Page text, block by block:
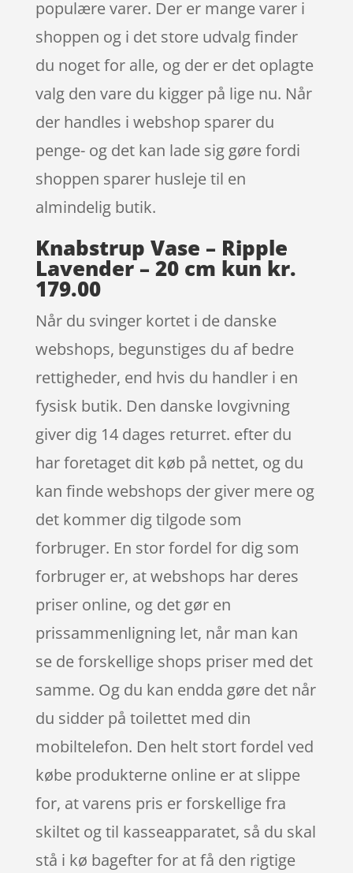
populære varer. Der er mange varer i
shoppen og i det store udvalg finder
du noget for alle, og der er det oplagte
valg den vare du kigger på lige nu. Når
der handles i webshop sparer du
penge- og det kan lade sig gøre fordi
shoppen sparer husleje til en
almindelig butik.
Knabstrup Vase – Ripple
Lavender – 20 cm kun kr.
179.00
Når du svinger kortet i de danske
webshops, begunstiges du af bedre
rettigheder, end hvis du handler i en
fysisk butik. Den danske lovgivning
giver dig 14 dages returret. efter du
har foretaget dit køb på nettet, og du
kan finde webshops der giver mere og
det kommer dig tilgode som
forbruger. En stor fordel for dig som
forbruger er, at webshops har deres
priser online, og det gør en
prissammenligning let, når man kan
se de forskellige shops priser med det
samme. Og du kan endda gøre det når
du sidder på toilettet med din
mobiltelefon. Den helt stort fordel ved
købe produkterne online er at slippe
for, at varens pris er forskellige fra
skiltet og til kasseapparatet, så du skal
stå i kø bagefter for at få den rigtige